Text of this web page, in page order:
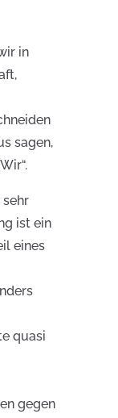
in
sagen,
sehr
ist ein
eines
quasi
gegen